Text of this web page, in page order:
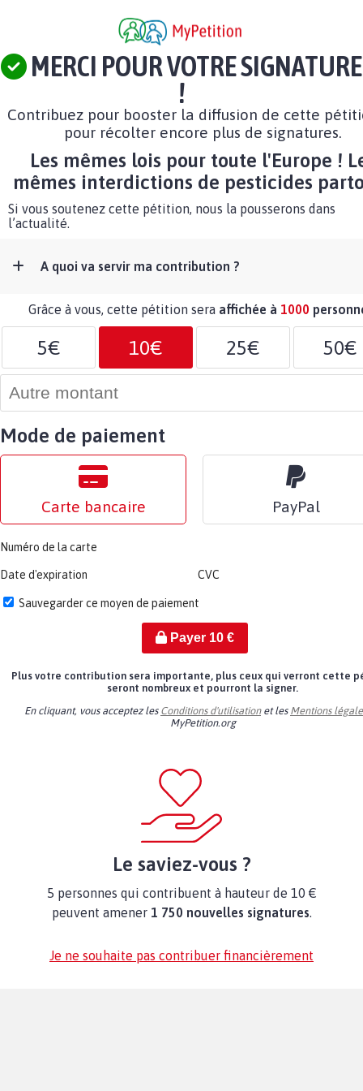
MERCI POUR VOTRE SIGNATURE
!
Contribuez pour booster la diffusion de cette
pour récolter encore plus de signatures.
Les mêmes lois pour toute l'Europe !
mêmes interdictions de pesticides
Si vous soutenez cette pétition, nous la pousserons dans
l’actualité.
A quoi va servir ma contribution ?
Grâce à vous, cette pétition sera affichée à 1000
5€ 10€ 25€ 50€
Mode de paiement
Carte bancaire PayPal
Numéro de la carte
Date d'expiration CVC
Sauvegarder ce moyen de paiement
Payer 10€
Plus votre contribution sera importante, plus ceux qui verront cette
seront nombreux et pourront la signer.
En cliquant, vous acceptez les Conditions d'utilisationet les Mentions
MyPetition.org
Le saviez-vous ?
5 personnes qui contribuent à hauteur de 10 €
peuvent amener 1 750 nouvelles signatures.
Je ne souhaite pas contribuer financièrement